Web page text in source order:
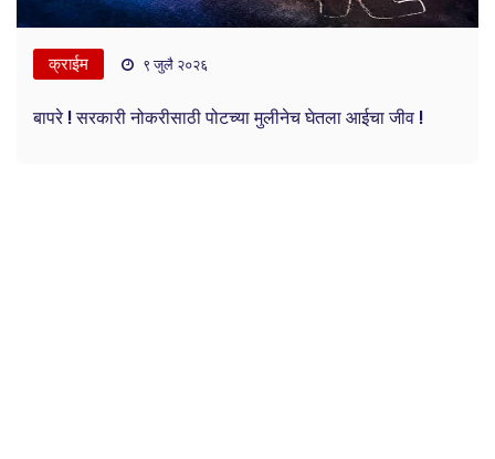
क्राईम ९ जुलै २०२६
बापरे ! सरकारी नोकरीसाठी पोटच्या मुलीनेच घेतला आईचा जीव !